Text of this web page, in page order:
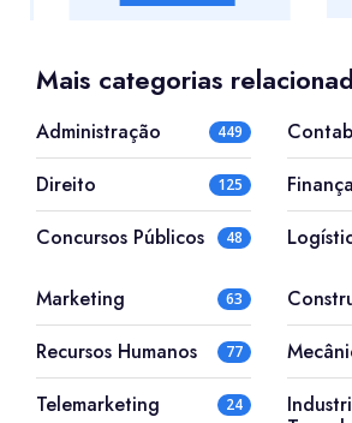
Mais categorias
Administração 449
Direito 125
Concursos Públicos 48
Marketing 63
Recursos Humanos 77
Telemarketing 24